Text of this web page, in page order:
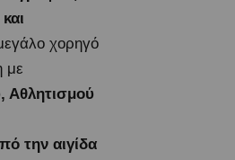
χορηγό
με
Αθλητισμού
την αιγίδα